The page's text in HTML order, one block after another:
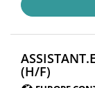
(H/F)